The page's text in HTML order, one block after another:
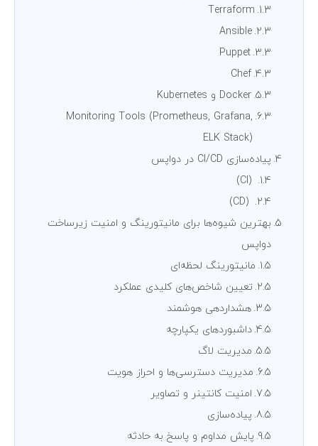
Terraform
Ansible
Puppet
Chef
Docker و Kubernetes
Monitoring Tools (Prometheus, Grafana,
ELK Stack)
پیاده‌سازی CI/CD در دواپس
(CI)
(CD)
بهترین شیوه‌ها برای مانیتورینگ و امنیت زیرساخت
دواپس
مانیتورینگ لحظه‌ای
تعیین شاخص‌های کلیدی عملکرد
هشداردهی هوشمند
داشبوردهای یکپارچه
مدیریت لاگ
مدیریت دسترسی‌ها و احراز هویت
امنیت کانتینر و تصاویر
پیاده‌سازی
پایش مداوم و پاسخ به حادثه